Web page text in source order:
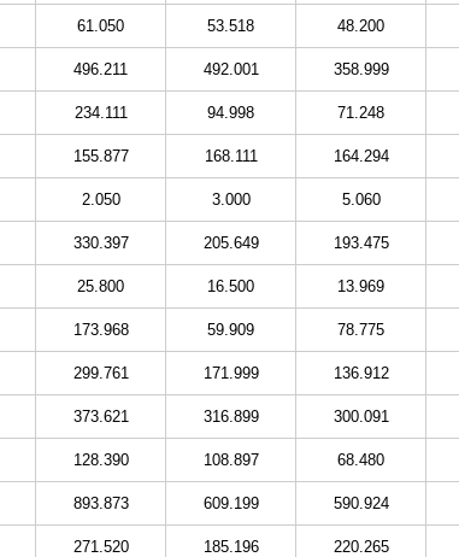
61.050 53.518 48.200
496.211 492.001 358.999
234.111 94.998 71.248
155.877 168.111 164.294
2.050 3.000 5.060
330.397 205.649 193.475
25.800 16.500 13.969
173.968 59.909 78.775
299.761 171.999 136.912
373.621 316.899 300.091
128.390 108.897 68.480
893.873 609.199 590.924
271.520 185.196 220.265